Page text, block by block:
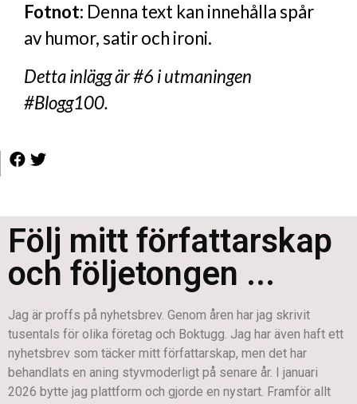
Fotnot: Denna text kan innehålla spår
av humor, satir och ironi.
Detta inlägg är #6 i utmaningen
#Blogg100.
Följ mitt författarskap
och följetongen ...
Jag är proffs på nyhetsbrev. Genom åren har jag skrivit
tusentals för olika företag och Boktugg. Jag har även haft ett
nyhetsbrev som täcker mitt författarskap, men det har
behandlats en aning styvmoderligt på senare år. I januari
2026 bytte jag plattform och gjorde en nystart. Framför allt